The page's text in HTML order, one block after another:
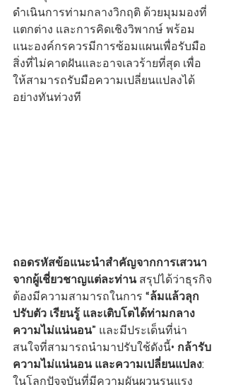
ดำเนินการท่ามกลางวิกฤติ ด้วยมุมมองที่
แตกต่าง และการคิดเชิงวิพากษ์ พร้อม
แนะองค์กรควรมีการซ้อมแผนเพื่อรับมือ
สิ่งที่ไม่คาดฝันและอาจเลวร้ายที่สุด เพื่อ
ให้สามารถรับมือความเปลี่ยนแปลงได้
อย่างทันท่วงที
ถอดรหัสข้อแนะนำสำคัญจากการเสวนา
จากผู้เชี่ยวชาญแต่ละท่าน สรุปได้ว่าธุรกิจ
ต้องมีความสามารถในการ “ล้มแล้วลุก
ปรับตัว เรียนรู้ และเติบโตได้ท่ามกลาง
ความไม่แน่นอน” และมีประเด็นที่น่า
สนใจที่สามารถนำมาปรับใช้ดังนี้• กล้ารับ
ความไม่แน่นอน และความเปลี่ยนแปลง:
ในโลกปัจจุบันที่มีความผันผวนรุนแรง